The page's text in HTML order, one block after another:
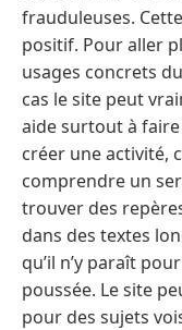
frauduleuses.
positif. Pour aller
usages concrets
cas le site peut
aide surtout à
créer une activité,
comprendre un
trouver des
dans des textes
qu’il n’y paraît
poussée. Le site
pour des sujets